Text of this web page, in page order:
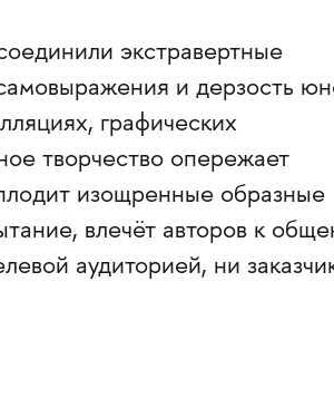
экстравертные
и дерзость
графических
творчество опережает
изощренные образные
влечёт авторов к
аудиторией, ни